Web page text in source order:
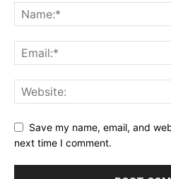
Save my name, email, and
next time I comment.